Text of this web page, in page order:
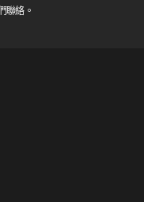
聯絡。